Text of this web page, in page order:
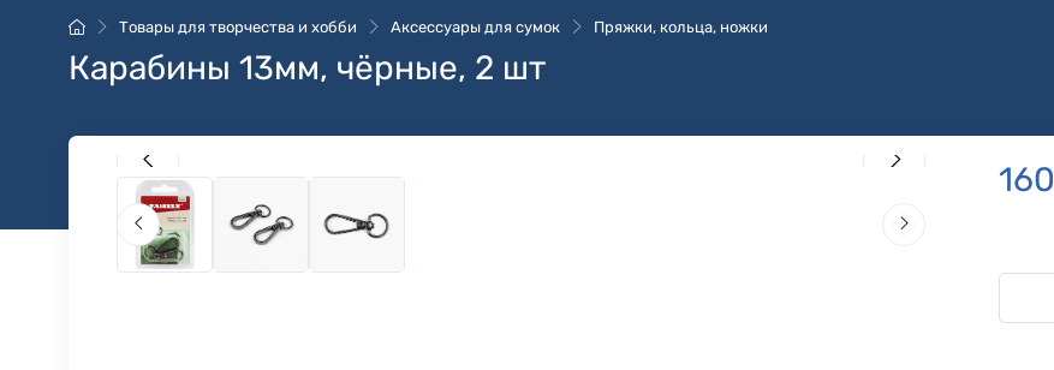
Товары для творчества и хобби Аксессуары для сумок Пряжки, кольца, ножки
Карабины 13мм, чёрные, 2 шт
160